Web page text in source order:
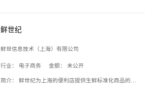
鲜世纪
鲜世信息技术（上海）有限公司
行业： 电子商务 金额： 未公开
简介： 鲜世纪为上海的便利店提供生鲜标准化商品的供应链服务，帮商家解决生鲜采购、运营问题，帮助商家销售。平台提供的商品覆盖果蔬肉类、常温与低温奶制品、冷冻食品、零食饮料、粮油副食、居家洗护等多个品类，上架SKU3000余个。公司建立了近万平方米的仓储场地和物流配送体系，为合作商家提供快速配送服务。